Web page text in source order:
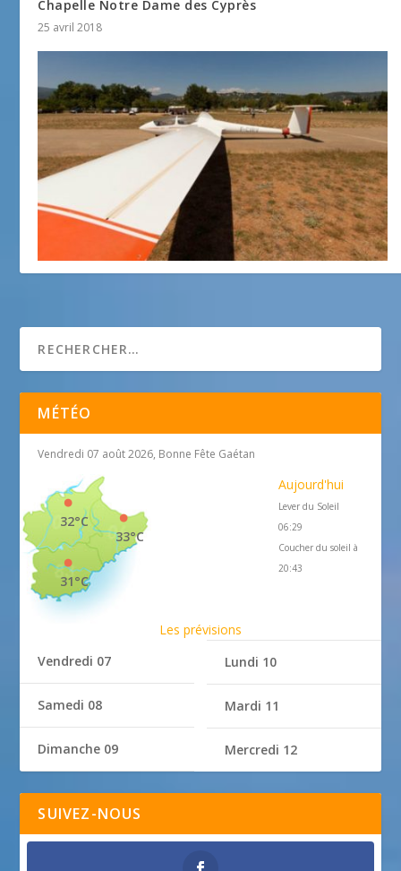
Chapelle Notre Dame des Cyprès
25 avril 2018
MÉTÉO
Vendredi 07 août 2026, Bonne Fête Gaétan
33°C
32°C
31°C
Aujourd'hui
Lever du Soleil
06:29
Coucher du soleil à
20:43
Les prévisions
Vendredi 07
Samedi 08
Dimanche 09
Lundi 10
Mardi 11
Mercredi 12
SUIVEZ-NOUS